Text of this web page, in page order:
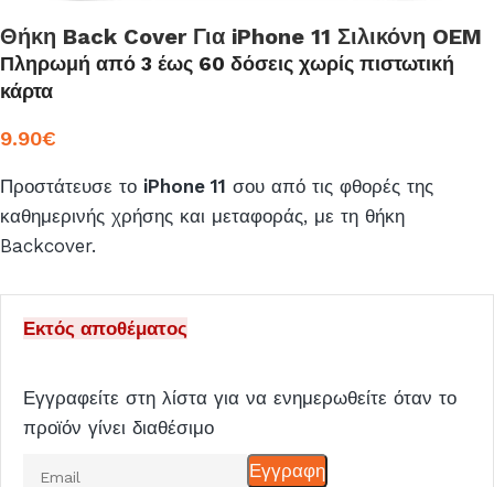
Θήκη Back Cover Για iPhone 11 Σιλικόνη OEM
Πληρωμή από 3 έως 60 δόσεις χωρίς πιστωτική
κάρτα
9.90€
Προστάτευσε το iPhone 11 σου από τις φθορές της
καθημερινής χρήσης και μεταφοράς, με τη θήκη
Backcover.
Εκτός αποθέματος
Εγγραφείτε στη λίστα για να ενημερωθείτε όταν το
προϊόν γίνει διαθέσιμο
Εγγραφη